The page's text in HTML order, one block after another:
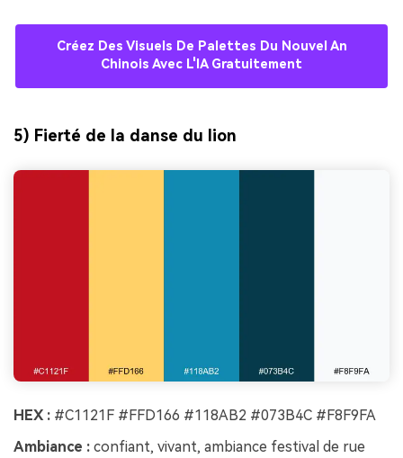
Créez Des Visuels De Palettes Du Nouvel An
Chinois Avec L'IA Gratuitement
5) Fierté de la danse du lion
HEX : #C1121F #FFD166 #118AB2 #073B4C #F8F9FA
Ambiance : confiant, vivant, ambiance festival de rue